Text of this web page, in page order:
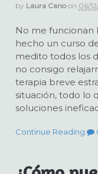
by Laura Cano on 06/
No me funcionan
hecho un curso
medito todos los
no consigo
terapia breve
situación, todo lo
soluciones
Continue Reading